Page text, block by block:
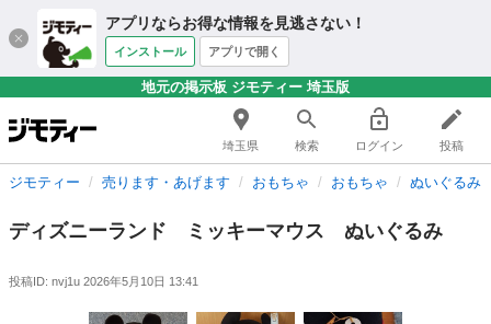
アプリならお得な情報を見逃さない！
インストール アプリで開く
地元の掲示板 ジモティー 埼玉版
埼玉県 検索 ログイン 投稿
ジモティー 売ります・あげます おもちゃ おもちゃ ぬいぐるみ
ディズニーランド ミッキーマウス ぬいぐるみ
投稿ID: nvj1u 2026年5月10日 13:41